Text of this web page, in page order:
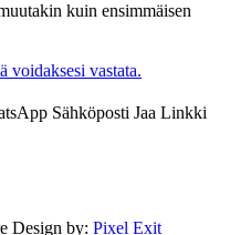
kuin ensimmäisen
voidaksesi vastata.
Sähköposti Jaa Linkki
Design by: Pixel Exit